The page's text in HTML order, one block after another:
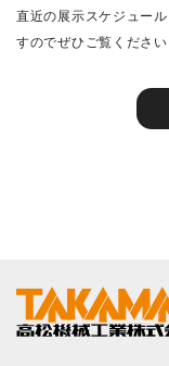
直近の展示スケジュー
すのでぜひご覧ください